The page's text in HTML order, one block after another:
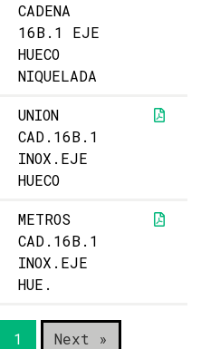
CADENA
16B.1 EJE
HUECO
NIQUELADA
UNION
CAD.16B.1
INOX.EJE
HUECO
METROS
CAD.16B.1
INOX.EJE
HUE.
1 Next »